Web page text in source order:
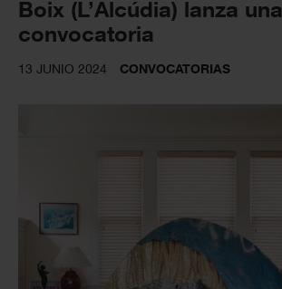
Boix (L’Alcúdia) lanza una
convocatoria
13 JUNIO 2024 CONVOCATORIAS